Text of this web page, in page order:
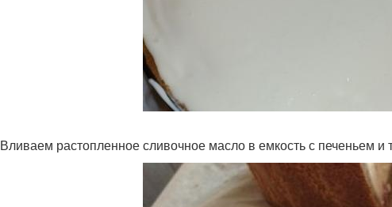
Вливаем растопленное сливочное масло в емкость с печеньем